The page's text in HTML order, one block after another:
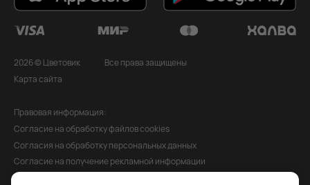
2026 © Цветовик
Все права защищены
Карта сайта
Правовая информация:
Согласие на обработку файлов cookies
Согласия на обработку персональных данных
Согласие на получение рекламной информации
Политика обработки персональных данных